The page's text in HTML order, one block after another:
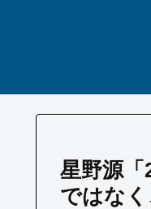
星野源
ではな